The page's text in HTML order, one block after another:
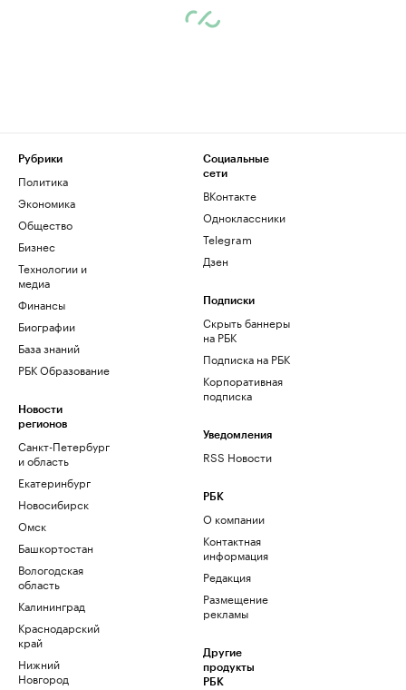
Рубрики
Политика
Экономика
Общество
Бизнес
Технологии и
медиа
Финансы
Биографии
База знаний
РБК Образование
Новости
регионов
Санкт-Петербург
и область
Екатеринбург
Новосибирск
Омск
Башкортостан
Вологодская
область
Калининград
Краснодарский
край
Нижний
Новгород
Социальные
сети
ВКонтакте
Одноклассники
Telegram
Дзен
Подписки
Скрыть баннеры
на РБК
Подписка на РБК
Корпоративная
подписка
Уведомления
RSS Новости
РБК
О компании
Контактная
информация
Редакция
Размещение
рекламы
Другие
продукты
РБК